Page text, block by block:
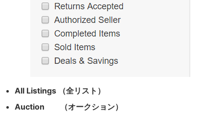
All Listings （全リスト）
Auction （オークション）